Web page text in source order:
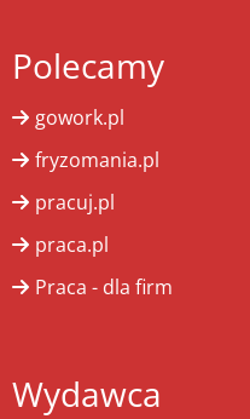
Polecamy
gowork.pl
fryzomania.pl
pracuj.pl
praca.pl
Praca - dla firm
Wydawca